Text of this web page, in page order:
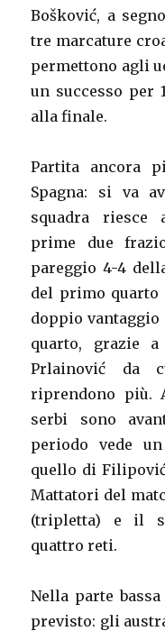
Bošković, a
tre marcature
permettono agli
un successo per
alla finale.
Partita ancora
Spagna: si va
squadra riesce
prime due
pareggio 4-4
del primo quarto
doppio
quarto, grazie
Prlainović da
riprendono più.
serbi sono
periodo vede
quello di
Mattatori del
(tripletta) e il
quattro reti.
Nella parte
previsto: gli